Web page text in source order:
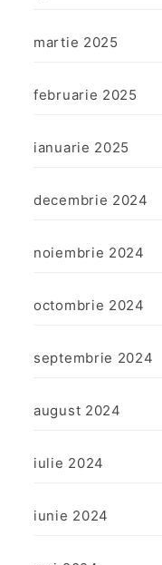
martie 2025
februarie 2025
ianuarie 2025
decembrie 2024
noiembrie 2024
octombrie 2024
septembrie 2024
august 2024
iulie 2024
iunie 2024